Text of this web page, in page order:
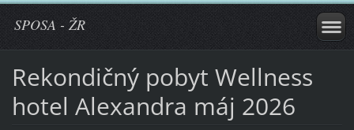
SPOSA - ŽR
Rekondičný pobyt Wellness
hotel Alexandra máj 2026